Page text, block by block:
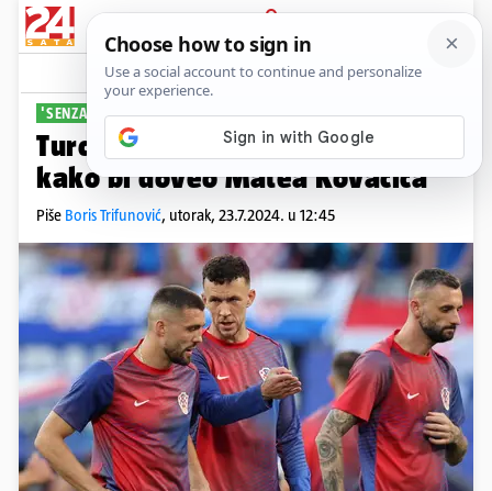
PRIJAVA
Sport Komentari
'SENZACIONALAN TRANSFER'
Turci: Mourinho radi dan i noć
kako bi doveo Matea Kovačića
Piše Boris Trifunović, utorak, 23.7.2024. u 12:45